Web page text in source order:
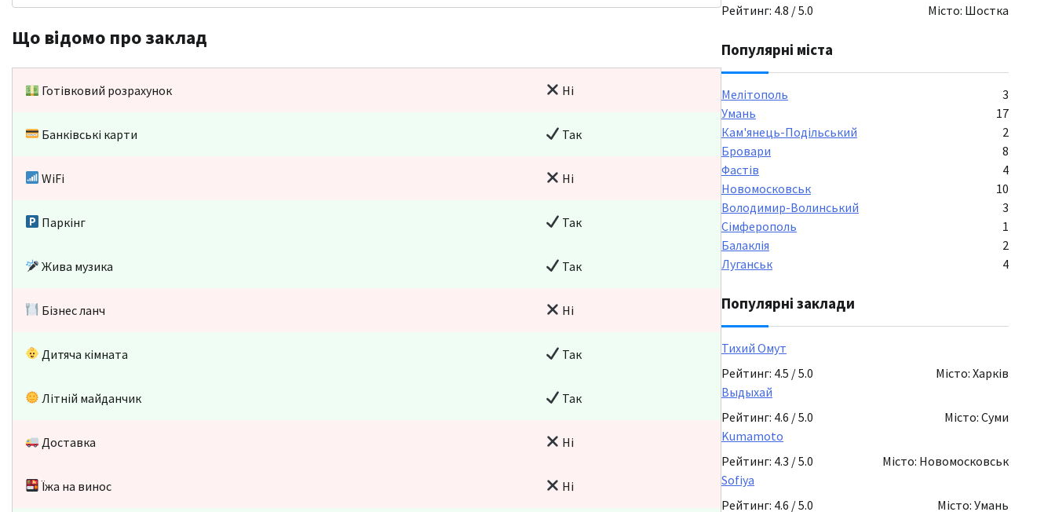
Що відомо про заклад
Готівковий розрахунок Ні
Банківські карти Так
WiFi Ні
Паркінг Так
Жива музика Так
Бізнес ланч Ні
Дитяча кімната Так
Літній майданчик Так
Доставка Ні
Їжа на винос Ні
Рейтинг: 4.8 / 5.0
Місто: Шостка
Популярні міста
Мелітополь
3
Умань
17
Кам'янець-Подільський
2
Бровари
8
Фастів
4
Новомосковськ
10
Володимир-Волинський
3
Сімферополь
1
Балаклія
2
Луганськ
4
Популярні заклади
Тихий Омут
Рейтинг: 4.5 / 5.0
Місто: Харків
Выдыхай
Рейтинг: 4.6 / 5.0
Місто: Суми
Kumamoto
Рейтинг: 4.3 / 5.0
Місто: Новомосковськ
Sofiya
Рейтинг: 4.6 / 5.0
Місто: Умань